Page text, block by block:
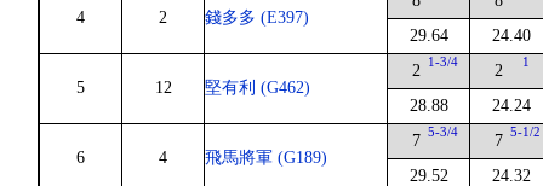
4 2 錢多多 (E397)
29.64 24.40
5 12 堅有利 (G462)
2 1-3/4
28.88
2 1
24.24
6 4 飛馬將軍 (G189)
7 5-3/4
29.52
7 5-1/2
24.32